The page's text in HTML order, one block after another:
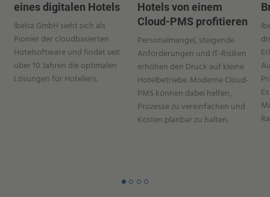
eines digitalen Hotels
Ibelsa GmbH sieht sich als
Pionier der cloudbasierten
Hotelsoftware und findet seit
über 10 Jahren die optimalen
Lösungen für Hoteliers.
Hotels von einem
Cloud-PMS profitieren
Personalmangel, steigende
Anforderungen und IT-Risiken
erhöhen den Druck auf kleine
Hotelbetriebe. Moderne Cloud-
PMS können dabei helfen,
Prozesse zu vereinfachen und
Kosten planbar zu halten.